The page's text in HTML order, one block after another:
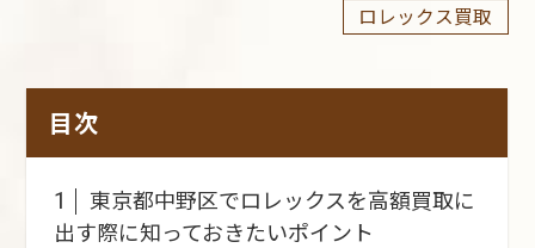
ロレックス買取
目次
1
東京都中野区でロレックスを高額買取に
出す際に知っておきたいポイント